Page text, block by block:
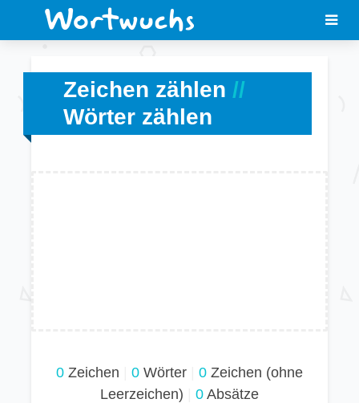
Zeichen zählen //
Wörter zählen
0 Zeichen 0 Wörter 0 Zeichen (ohne
Leerzeichen)
0 Absätze